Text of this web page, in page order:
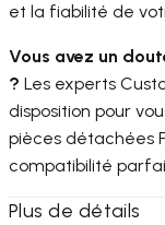
et la fiabilité de
Vous avez un
? Les experts
disposition pour
pièces détachées
compatibilité
Plus de détails